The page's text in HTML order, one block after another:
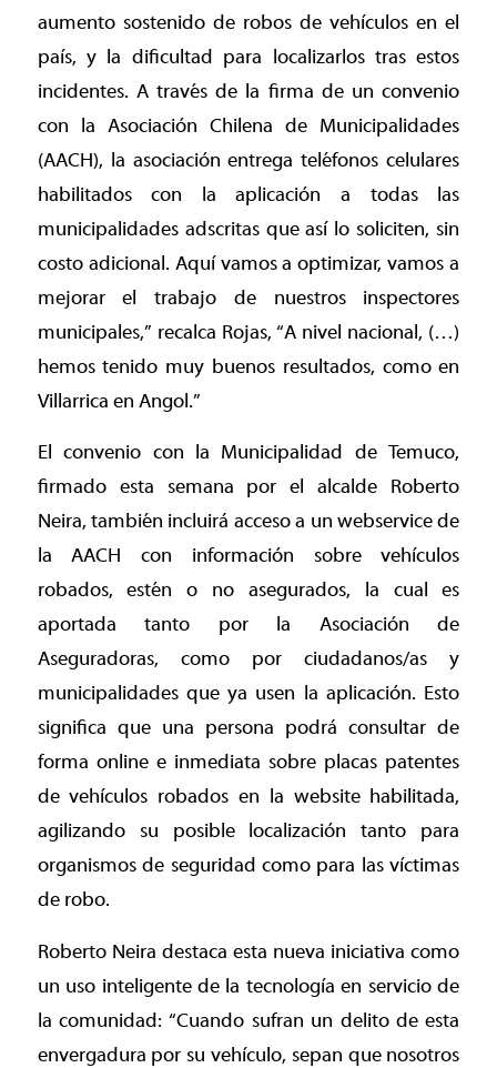
aumento sostenido de robos de vehículos en el
país, y la dificultad para localizarlos tras estos
incidentes. A través de la firma de un convenio
con la Asociación Chilena de Municipalidades
(AACH), la asociación entrega teléfonos celulares
habilitados con la aplicación a todas las
municipalidades adscritas que así lo soliciten, sin
costo adicional. Aquí vamos a optimizar, vamos a
mejorar el trabajo de nuestros inspectores
municipales,” recalca Rojas, “A nivel nacional, (…)
hemos tenido muy buenos resultados, como en
Villarrica en Angol.”
El convenio con la Municipalidad de Temuco,
firmado esta semana por el alcalde Roberto
Neira, también incluirá acceso a un webservice de
la AACH con información sobre vehículos
robados, estén o no asegurados, la cual es
aportada tanto por la Asociación de
Aseguradoras, como por ciudadanos/as y
municipalidades que ya usen la aplicación. Esto
significa que una persona podrá consultar de
forma online e inmediata sobre placas patentes
de vehículos robados en la website habilitada,
agilizando su posible localización tanto para
organismos de seguridad como para las víctimas
de robo.
Roberto Neira destaca esta nueva iniciativa como
un uso inteligente de la tecnología en servicio de
la comunidad: “Cuando sufran un delito de esta
envergadura por su vehículo, sepan que nosotros